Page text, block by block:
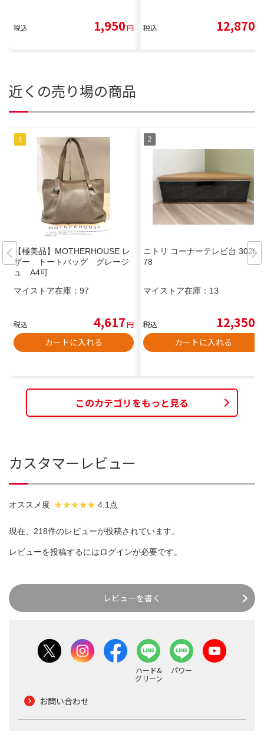
税込 1,950円 税込 12,870
近くの売り場の商品
【極美品】MOTHERHOUSE レ
ザー トートバッグ グレージ
ュ A4可
マイストア在庫： 97
税込 4,617円
カートに入れる
ニトリ コーナーテレビ台 30207
78
マイストア在庫： 13
税込 12,350
カートに入れる
このカテゴリをもっと見る
カスタマーレビュー
オススメ度 4.1点
現在、218件のレビューが投稿されています。
レビューを投稿するにはログインが必要です。
レビューを書く
ハード&
グリーン
パワー
お問い合わせ